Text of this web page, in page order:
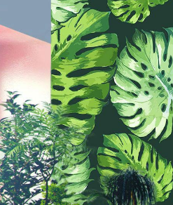
дома